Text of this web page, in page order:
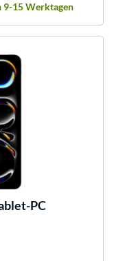
9-15 Werktagen
PC